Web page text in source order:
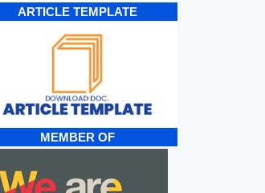
ARTICLE TEMPLATE
MEMBER OF